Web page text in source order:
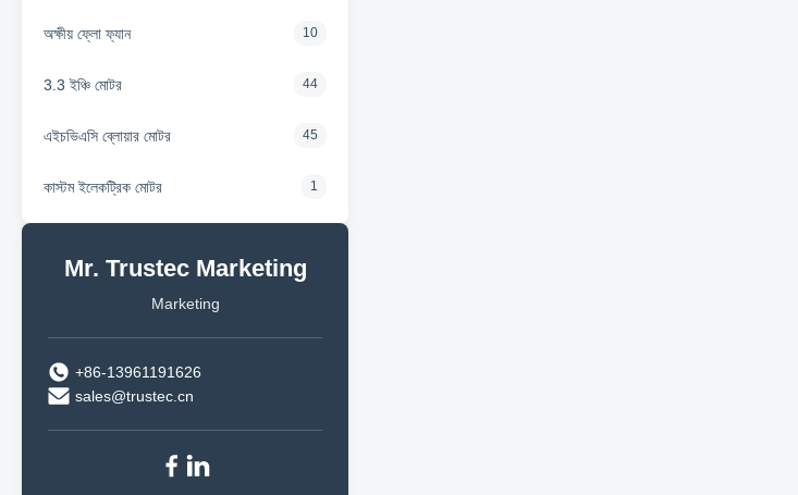
অক্ষীয় ফ্লো ফ্যান 10
3.3 ইঞ্চি মোটর 44
এইচভিএসি ব্লোয়ার মোটর 45
কাস্টম ইলেকট্রিক মোটর 1
Mr. Trustec Marketing
Marketing
+86-13961191626
sales@trustec.cn